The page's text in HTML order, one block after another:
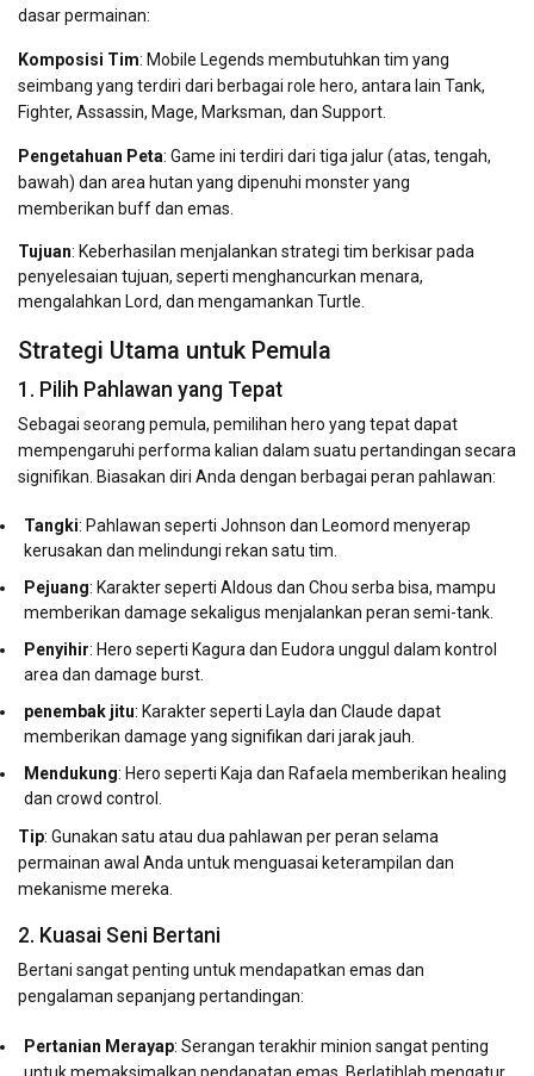
dasar permainan:
Komposisi Tim: Mobile Legends membutuhkan tim yang
seimbang yang terdiri dari berbagai role hero, antara lain Tank,
Fighter, Assassin, Mage, Marksman, dan Support.
Pengetahuan Peta: Game ini terdiri dari tiga jalur (atas, tengah,
bawah) dan area hutan yang dipenuhi monster yang
memberikan buff dan emas.
Tujuan: Keberhasilan menjalankan strategi tim berkisar pada
penyelesaian tujuan, seperti menghancurkan menara,
mengalahkan Lord, dan mengamankan Turtle.
Strategi Utama untuk Pemula
1. Pilih Pahlawan yang Tepat
Sebagai seorang pemula, pemilihan hero yang tepat dapat
mempengaruhi performa kalian dalam suatu pertandingan secara
signifikan. Biasakan diri Anda dengan berbagai peran pahlawan:
Tangki: Pahlawan seperti Johnson dan Leomord menyerap
kerusakan dan melindungi rekan satu tim.
Pejuang: Karakter seperti Aldous dan Chou serba bisa, mampu
memberikan damage sekaligus menjalankan peran semi-tank.
Penyihir: Hero seperti Kagura dan Eudora unggul dalam kontrol
area dan damage burst.
penembak jitu: Karakter seperti Layla dan Claude dapat
memberikan damage yang signifikan dari jarak jauh.
Mendukung: Hero seperti Kaja dan Rafaela memberikan healing
dan crowd control.
Tip: Gunakan satu atau dua pahlawan per peran selama
permainan awal Anda untuk menguasai keterampilan dan
mekanisme mereka.
2. Kuasai Seni Bertani
Bertani sangat penting untuk mendapatkan emas dan
pengalaman sepanjang pertandingan:
Pertanian Merayap: Serangan terakhir minion sangat penting